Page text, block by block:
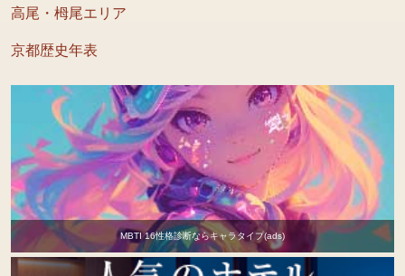
高尾・栂尾エリア
京都歴史年表
MBTI 16性格診断ならキャラタイプ(ads)